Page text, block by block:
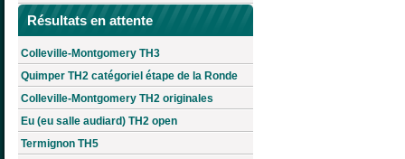
Résultats en attente
Colleville-Montgomery TH3
Quimper TH2 catégoriel étape de la Ronde
Colleville-Montgomery TH2 originales
Eu (eu salle audiard) TH2 open
Termignon TH5